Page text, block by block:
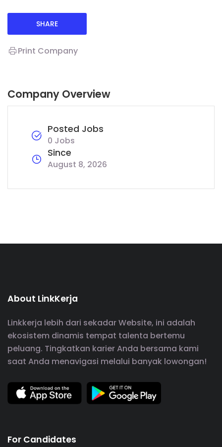
SHARE
Print Company
Company Overview
Posted Jobs
0 Jobs
Since
August 8, 2026
About LinkKerja
Linkkerja lebih dari sekadar Website, ini adalah
ekosistem dinamis tempat talenta bertemu
peluang. Tingkatkan karier Anda bersama kami
saat Anda menavigasi melalui banyak lowongan!
For Candidates